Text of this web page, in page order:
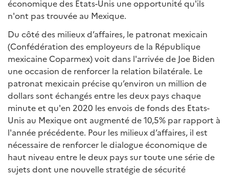
économique des Etats-Unis une opportunité qu'ils
n'ont pas trouvée au Mexique.
Du côté des milieux d’affaires, le patronat mexicain
(Confédération des employeurs de la République
mexicaine Coparmex) voit dans l'arrivée de Joe Biden
une occasion de renforcer la relation bilatérale. Le
patronat mexicain précise qu’environ un million de
dollars sont échangés entre les deux pays chaque
minute et qu'en 2020 les envois de fonds des Etats-
Unis au Mexique ont augmenté de 10,5% par rapport à
l'année précédente. Pour les milieux d’affaires, il est
nécessaire de renforcer le dialogue économique de
haut niveau entre le deux pays sur toute une série de
sujets dont une nouvelle stratégie de sécurité